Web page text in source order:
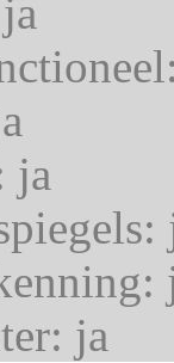
ja
ja
ja